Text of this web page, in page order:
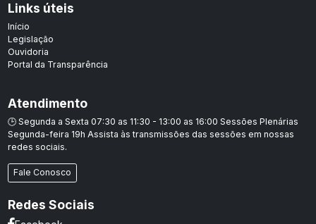
Links úteis
Início
Legislação
Ouvidoria
Portal da Transparência
Atendimento
🕒 Segunda a Sexta 07:30 as 11:30 - 13:00 as 16:00 Sessões Plenárias
Segunda-feira 19h Assista às transmissões das sessões em nossas
redes sociais.
Fale Conosco
Redes Sociais